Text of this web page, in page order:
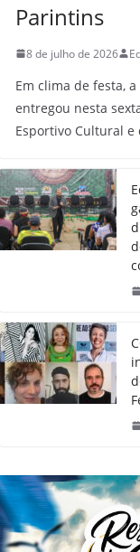
Parintins
8 de julho de 2026
Em clima de festa,
entregou nesta
Esportivo Cultural e